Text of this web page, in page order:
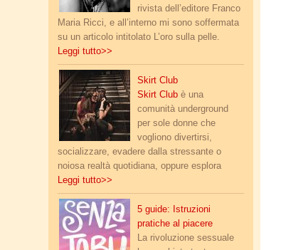
rivista dell’editore Franco
Maria Ricci, e all’interno mi sono soffermata
su un articolo intitolato L’oro sulla pelle.
Leggi tutto>>
skirt_club.jpg
Skirt Club
Skirt Club è una
comunità underground
per sole donne che
vogliono divertirsi,
socializzare, evadere dalla stressante o
noiosa realtà quotidiana, oppure esplora
Leggi tutto>>
senza_tabu.jpg
5 guide: Istruzioni
pratiche al piacere
La rivoluzione sessuale